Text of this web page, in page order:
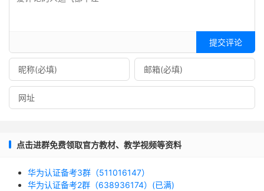
提交评论
点击进群免费领取官方教材、教学视频等资料
华为认证备考3群（511016147）
华为认证备考2群（638936174）(已满)